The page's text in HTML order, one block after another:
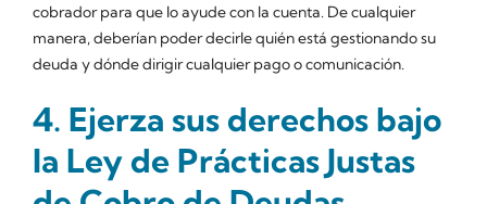
cobrador para que lo ayude con la cuenta. De cualquier
manera, deberían poder decirle quién está gestionando su
deuda y dónde dirigir cualquier pago o comunicación.
4. Ejerza sus derechos bajo
la Ley de Prácticas Justas